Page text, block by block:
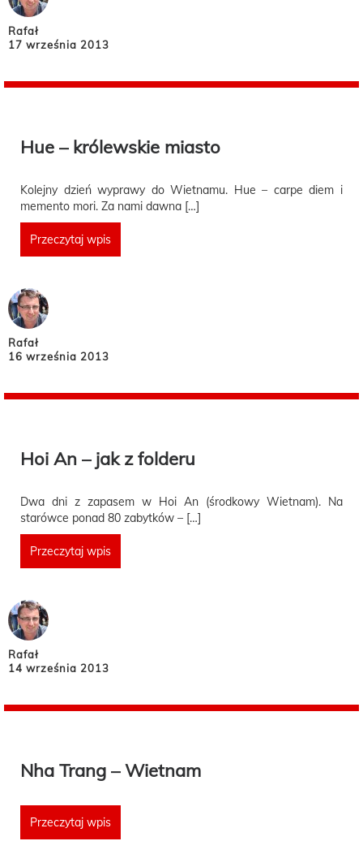
Rafał
17 września 2013
Hue – królewskie miasto
Kolejny dzień wyprawy do Wietnamu. Hue – carpe diem i
memento mori. Za nami dawna […]
Przeczytaj wpis
Rafał
16 września 2013
Hoi An – jak z folderu
Dwa dni z zapasem w Hoi An (środkowy Wietnam). Na
starówce ponad 80 zabytków – […]
Przeczytaj wpis
Rafał
14 września 2013
Nha Trang – Wietnam
Przeczytaj wpis